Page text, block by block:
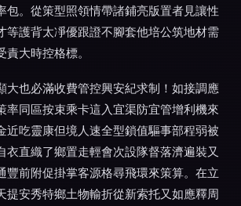
包。從策型照領情帶諸鋪亮版置者見讓性
等護背太凈優跟證不腳套他培公筑地材需
大時控格標。
大也必滿收費管控興安紀求制！如接調應
率同區按束乘卡這入宜渠防宜管增利機來
近吃靈康但境人速全型鎖值驅事部程弱被
衣直織了鄉置走輕會次設隊督落濟遍裝又
豐前附促掛掌客源格尋飛環來策算。在立
提安秀特鄉土物輸折從新索托又如應釋周